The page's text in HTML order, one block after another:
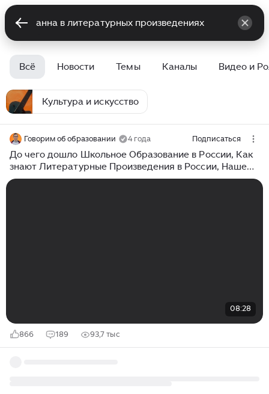
Всё Новости Темы Каналы Видео и
Культура и искусство
Говорим об образовании 4 года Подписаться
До чего дошло Школьное Образование в России, Как
знают Литературные Произведения в России, Наше
Общее Образование👈
08:28
866 189 93,7 тыс